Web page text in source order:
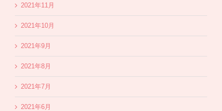
2021年11月
2021年10月
2021年9月
2021年8月
2021年7月
2021年6月